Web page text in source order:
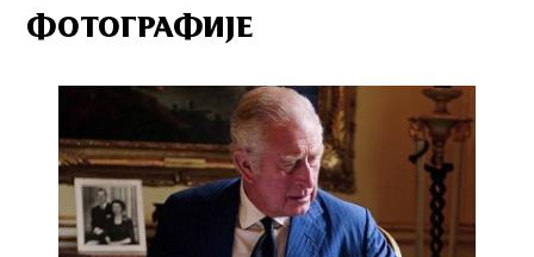
ФОТОГРАФИЈЕ